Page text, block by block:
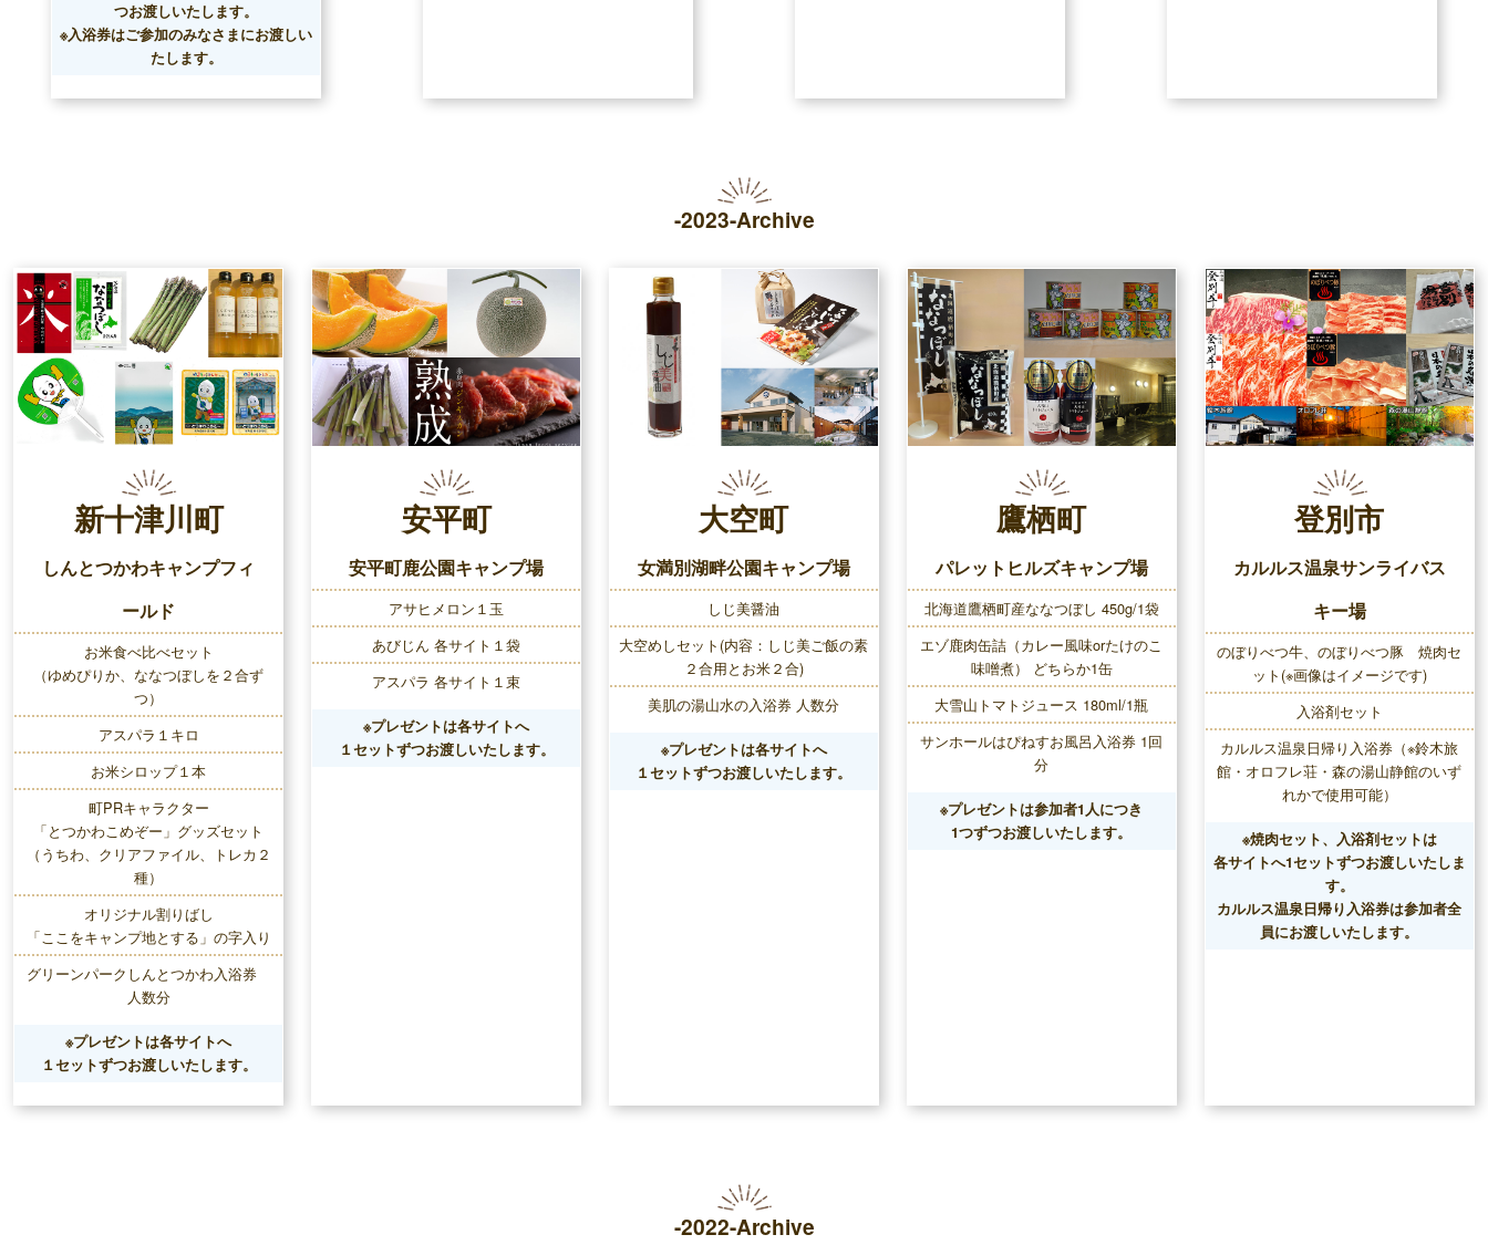
つお渡しいたします。
※入浴券はご参加のみなさまにお渡しい
たします。
-2023-Archive
新十津川町
しんとつかわキャンプフィ
ールド
お米食べ比べセット
（ゆめぴりか、ななつぼしを２合ず
つ）
アスパラ１キロ
お米シロップ１本
町PRキャラクター
「とつかわこめぞー」グッズセット
（うちわ、クリアファイル、トレカ２
種）
オリジナル割りばし
「ここをキャンプ地とする」の字入り
グリーンパークしんとつかわ入浴券
人数分
※プレゼントは各サイトへ
１セットずつお渡しいたします。
安平町
安平町鹿公園キャンプ場
アサヒメロン１玉
あびじん 各サイト１袋
アスパラ 各サイト１束
※プレゼントは各サイトへ
１セットずつお渡しいたします。
大空町
女満別湖畔公園キャンプ場
しじ美醤油
大空めしセット(内容：しじ美ご飯の素
２合用とお米２合)
美肌の湯山水の入浴券 人数分
※プレゼントは各サイトへ
１セットずつお渡しいたします。
鷹栖町
パレットヒルズキャンプ場
北海道鷹栖町産ななつぼし 450g/1袋
エゾ鹿肉缶詰（カレー風味orたけのこ
味噌煮） どちらか1缶
大雪山トマトジュース 180ml/1瓶
サンホールはぴねすお風呂入浴券 1回
分
※プレゼントは参加者1人につき
1つずつお渡しいたします。
登別市
カルルス温泉サンライバス
キー場
のぼりべつ牛、のぼりべつ豚 焼肉セ
ット(※画像はイメージです)
入浴剤セット
カルルス温泉日帰り入浴券（※鈴木旅
館・オロフレ荘・森の湯山静館のいず
れかで使用可能）
※焼肉セット、入浴剤セットは
各サイトへ1セットずつお渡しいたしま
す。
カルルス温泉日帰り入浴券は参加者全
員にお渡しいたします。
-2022-Archive